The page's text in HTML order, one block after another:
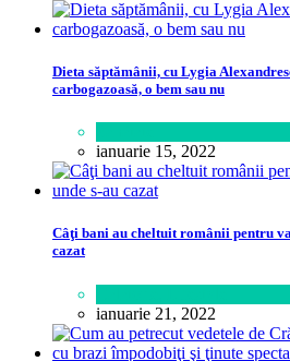
Dieta săptămânii, cu Lygia
carbogazoasă, o bem sau nu
ianuarie 15, 2022
Câţi bani au cheltuit românii pentru
cazat
ianuarie 21, 2022